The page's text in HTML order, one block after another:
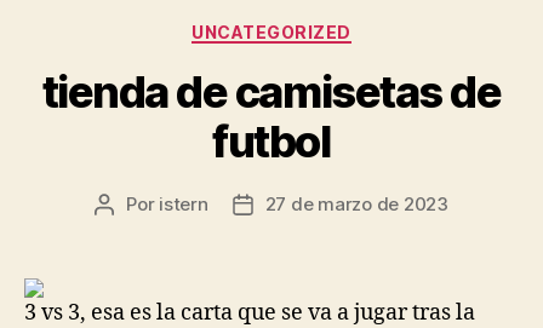
Categorías
UNCATEGORIZED
tienda de camisetas de
futbol
Autor
Por istern
Fecha27 de marzo de 2023
3 vs 3, esa es la carta que se va a jugar tras la